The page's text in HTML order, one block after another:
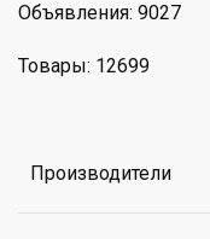
Объявления: 9027
Товары: 12699
Производители